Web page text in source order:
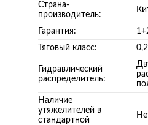
Страна-
производитель:
Гарантия:
Тяговый класс:
0,2
Гидравлический
распределитель:
Наличие
утяжелителей в
стандартной